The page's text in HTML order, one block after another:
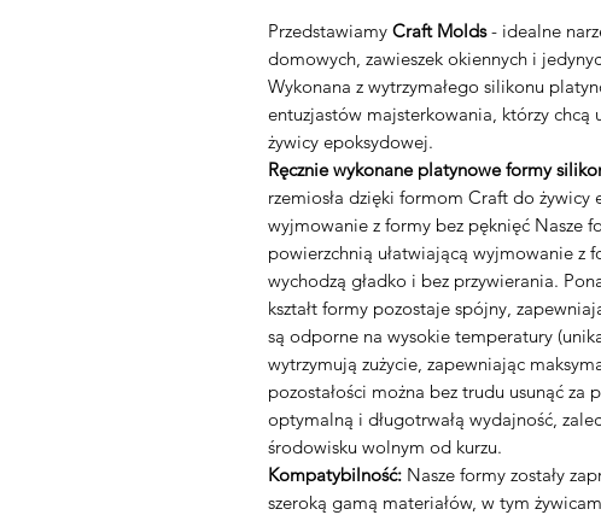
Przedstawiamy Craft Molds- idealne
domowych, zawieszek okiennych i
Wykonana z wytrzymałego silikonu
entuzjastów majsterkowania, którzy chcą
żywicy epoksydowej.
Ręcznie wykonane platynowe formy
rzemiosła dzięki formom Craft do
wyjmowanie z formy bez pęknięć Nasze
powierzchnią ułatwiającą wyjmowanie z
wychodzą gładko i bez przywierania.
kształt formy pozostaje spójny,
są odporne na wysokie temperatury
wytrzymują zużycie, zapewniając
pozostałości można bez trudu usunąć za
optymalną i długotrwałą wydajność,
środowisku wolnym od kurzu.
Kompatybilność: Nasze formy zostały
szeroką gamą materiałów, w tym